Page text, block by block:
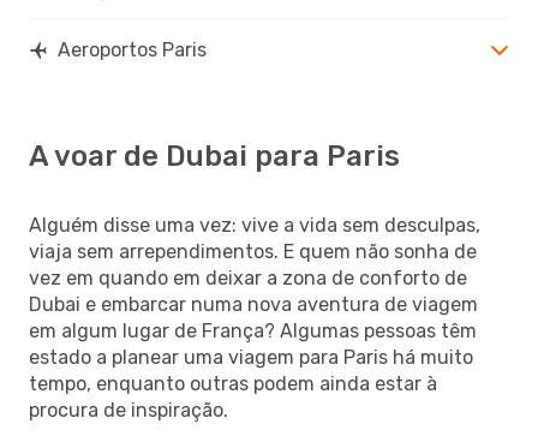
Aeroportos Paris
A voar de Dubai para Paris
Alguém disse uma vez: vive a vida sem desculpas,
viaja sem arrependimentos. E quem não sonha de
vez em quando em deixar a zona de conforto de
Dubai e embarcar numa nova aventura de viagem
em algum lugar de França? Algumas pessoas têm
estado a planear uma viagem para Paris há muito
tempo, enquanto outras podem ainda estar à
procura de inspiração.